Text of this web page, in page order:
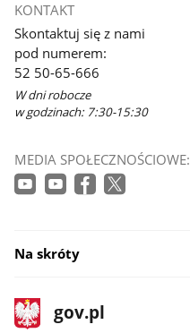
się
w
nowym
oknie
KONTAKT
Skontaktuj się z nami
pod numerem:
52 50-65-666
W dni robocze
w godzinach: 7:30-15:30
MEDIA SPOŁECZNOŚCIOWE:
Na skróty
stopka
gov.pl
Strona
gov.pl